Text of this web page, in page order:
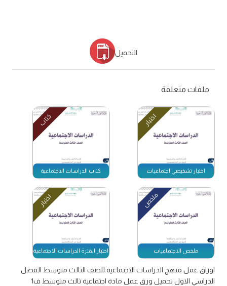
التحميل
ملفات متعلقة
اختبار
اختبار تشخيصي اجتماعيات
كتاب
كتاب الدراسات الاجتماعية
ملخص
ملخص الاجتماعيات
اختبار
اختبار الفترة الدراسات الاجتماعية
اوراق عمل منهج الدراسات الاجتماعية للصف الثالث متوسط الفصل
الدراسي الاول تحميل ورق عمل مادة اجتماعية ثالث متوسط ف1